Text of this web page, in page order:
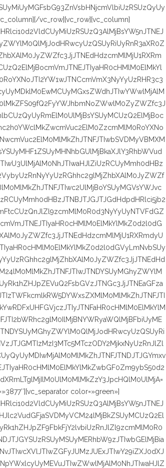
vc_row][vc_row][vc_column]
color=»green»]